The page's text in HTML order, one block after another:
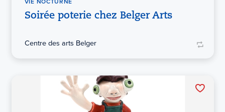
Soirée poterie chez Belger Arts
Centre des arts Belger